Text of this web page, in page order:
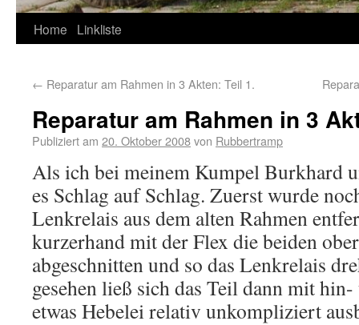
Home Linkliste
← Reparatur am Rahmen in 3 Akten: Teil 1.
Reparatur am Rahmen in 3
Publiziert am 20. Oktober 2008von Rubbertramp
Als ich bei meinem Kumpel Burkhard
es Schlag auf Schlag. Zuerst wurde
Lenkrelais aus dem alten Rahmen
kurzerhand mit der Flex die beiden
abgeschnitten und so das Lenkrelais
gesehen ließ sich das Teil dann mit
etwas Hebelei relativ unkompliziert